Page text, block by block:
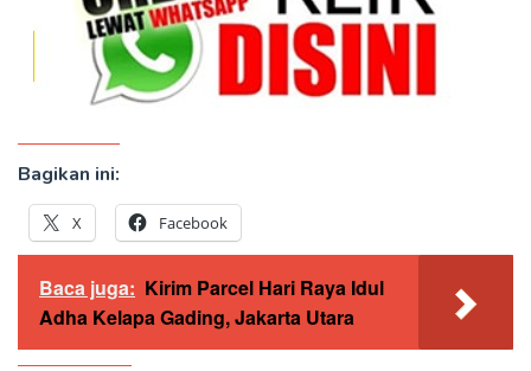
Bagikan ini:
X Facebook
Baca juga: Kirim Parcel Hari Raya Idul
Adha Kelapa Gading, Jakarta Utara